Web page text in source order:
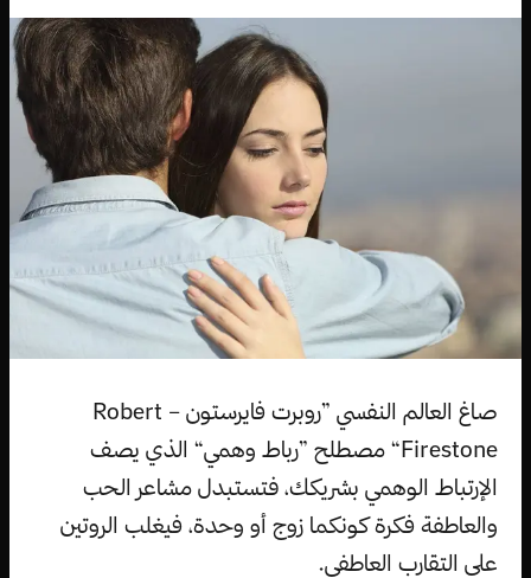
صاغ العالم النفسي ”روبرت فايرستون – Robert
Firestone“ مصطلح ”رباط وهمي“ الذي يصف
الإرتباط الوهمي بشريكك، فتستبدل مشاعر الحب
والعاطفة فكرة كونكما زوج أو وحدة، فيغلب الروتين
على التقارب العاطفي.